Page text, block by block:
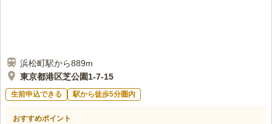
浜松町駅から889m
東京都港区芝公園1-7-15
生前申込できる 駅から徒歩5分圏内
おすすめポイント